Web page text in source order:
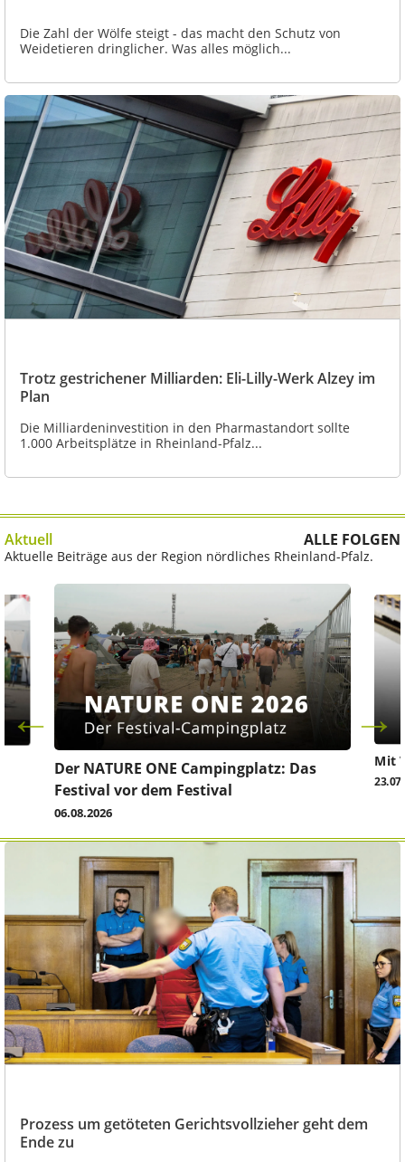
Die Zahl der Wölfe steigt - das macht den Schutz von
Weidetieren dringlicher. Was alles möglich...
Trotz gestrichener Milliarden: Eli-Lilly-Werk Alzey im
Plan
Die Milliardeninvestition in den Pharmastandort sollte
1.000 Arbeitsplätze in Rheinland-Pfalz...
Aktuell ALLE FOLGEN
Aktuelle Beiträge aus der Region nördliches Rheinland-Pfalz.
Der NATURE ONE Campingplatz: Das
Festival vor dem Festival
06.08.2026
Mit
Prozess um getöteten Gerichtsvollzieher geht dem
Ende zu